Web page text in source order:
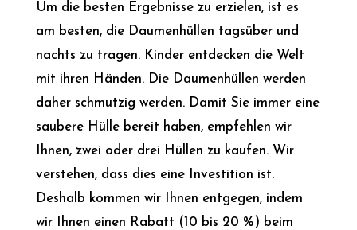
Um die besten Ergebnisse zu erzielen, ist es
am besten, die Daumenhüllen tagsüber und
nachts zu tragen. Kinder entdecken die Welt
mit ihren Händen. Die Daumenhüllen werden
daher schmutzig werden. Damit Sie immer eine
saubere Hülle bereit haben, empfehlen wir
Ihnen, zwei oder drei Hüllen zu kaufen. Wir
verstehen, dass dies eine Investition ist.
Deshalb kommen wir Ihnen entgegen, indem
wir Ihnen einen Rabatt (10 bis 20 %) beim